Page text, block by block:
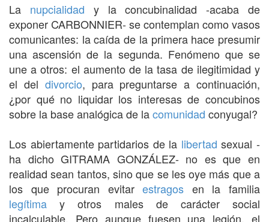
La nupcialidad y la concubinalidad -acaba de
exponer CARBONNIER- se contemplan como vasos
comunicantes: la caída de la primera hace presumir
una ascensión de la segunda. Fenómeno que se
une a otros: el aumento de la tasa de ilegitimidad y
el del divorcio, para preguntarse a continuación,
¿por qué no liquidar los interesas de concubinos
sobre la base analógica de lacomunidad conyugal?
Los abiertamente partidarios de la libertad sexual -
ha dicho GITRAMA GONZÁLEZ- no es que en
realidad sean tantos, sino que se les oye más que a
los que procuran evitarestragos en la familia
legítima y otros males de carácter social
incalculable. Pero aunque fuesen una legión, el